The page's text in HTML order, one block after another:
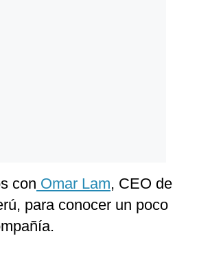
con Omar Lam, CEO de
para conocer un poco